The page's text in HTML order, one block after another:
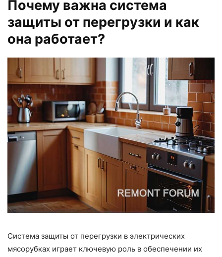
Почему важна система
защиты от перегрузки и как
она работает?
Система защиты от перегрузки в электрических
мясорубках играет ключевую роль в обеспечении их